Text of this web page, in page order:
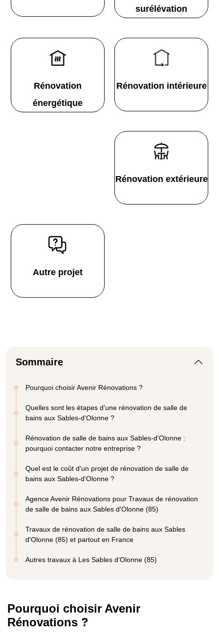
surélévation
Rénovation
énergétique
Rénovation intérieure
Rénovation extérieure
Autre projet
Sommaire
Pourquoi choisir Avenir Rénovations ?
Quelles sont les étapes d'une rénovation de salle de
bains aux Sables-d'Olonne ?
Rénovation de salle de bains aux Sables-d'Olonne :
pourquoi contacter notre entreprise ?
Quel est le coût d'un projet de rénovation de salle de
bains aux Sables-d'Olonne ?
Agence Avenir Rénovations pour Travaux de rénovation
de salle de bains aux Sables d'Olonne (85)
Travaux de rénovation de salle de bains aux Sables
d'Olonne (85) et partout en France
Autres travaux à Les Sables d'Olonne (85)
Pourquoi choisir Avenir
Rénovations ?